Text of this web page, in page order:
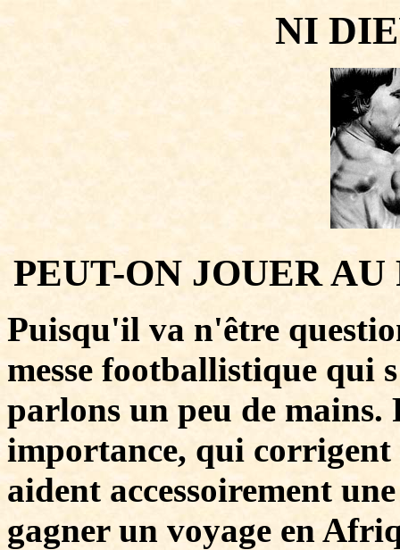
NI
PEUT-ON JOUER
Puisqu'il va n'être
messe footballistique qui
parlons un peu de mains.
importance, qui
aident accessoirement
gagner un voyage en